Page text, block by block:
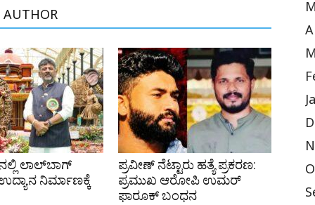
AUTHOR
ಲಾಲ್‌ಬಾಗ್
ನಿರ್ಮಾಣಕ್ಕೆ
ಪ್ರವೀಣ್ ನೆಟ್ಟಾರು ಹತ್ಯೆ ಪ್ರಕರಣ:
ಪ್ರಮುಖ ಆರೋಪಿ ಉಮರ್
ಫಾರೂಕ್ ಬಂಧನ